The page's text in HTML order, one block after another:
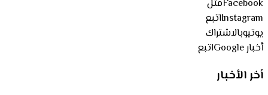
Facebookمثل
Instagramاتبع
يوتيوبالاشتراك
أخبار Google
اتبع
أخر الأخبار